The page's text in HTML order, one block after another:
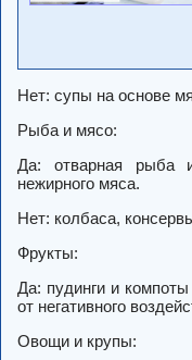
Нет: супы на основе
Рыба и мясо:
Да: отварная рыба
нежирного мяса.
Нет: колбаса,
Фрукты:
Да: пудинги и
от негативного
Овощи и крупы: